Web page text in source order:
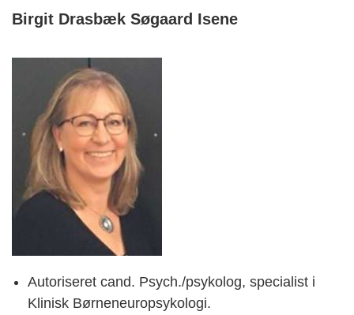
Birgit Drasbæk Søgaard Isene
Autoriseret cand. Psych./psykolog, specialist i
Klinisk Børneneuropsykologi.